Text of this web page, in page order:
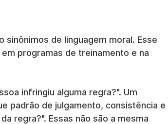
de linguagem moral. Esse
programas de treinamento e na
infringiu alguma regra?". Um
padrão de julgamento, consistência e
regra?". Essas não são a mesma